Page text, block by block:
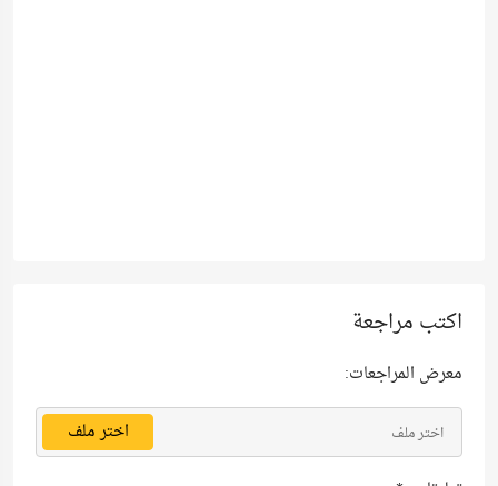
اكتب مراجعة
معرض المراجعات:
اختر ملف
اختر ملف